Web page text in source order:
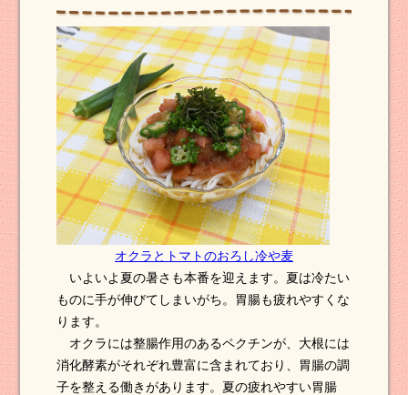
オクラとトマトのおろし冷や麦
いよいよ夏の暑さも本番を迎えます。夏は冷たい
ものに手が伸びてしまいがち。胃腸も疲れやすくな
ります。
オクラには整腸作用のあるペクチンが、大根には
消化酵素がそれぞれ豊富に含まれており、胃腸の調
子を整える働きがあります。夏の疲れやすい胃腸